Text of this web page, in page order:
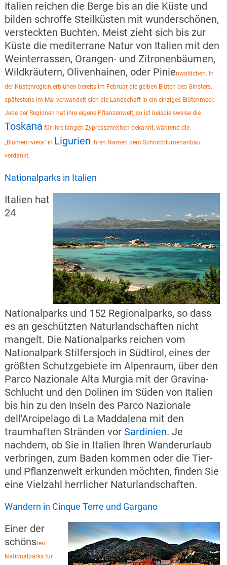
Italien reichen die Berge bis an die Küste und
bilden schroffe Steilküsten mit wunderschönen,
versteckten Buchten. Meist zieht sich bis zur
Küste die mediterrane Natur von Italien mit den
Weinterrassen, Orangen- und Zitronenbäumen,
Wildkräutern, Olivenhainen, oder Pinienwäldchen. In
der Küstenregion erblühen bereits im Februar die gelben Blüten des Ginsters,
spätestens im Mai verwandelt sich die Landschaft in ein einziges Blütenmeer.
Jede der Regionen hat ihre eigene Pflanzenwelt, so ist beispielsweise die
Toskana für ihre langen Zypressenreihen bekannt, während die
„Blumenriviera“ in Ligurien ihren Namen dem Schnittblumenanbau
verdankt.
Nationalparks in Italien
Italien hat
24
Nationalparks und 152 Regionalparks, so dass
es an geschützten Naturlandschaften nicht
mangelt. Die Nationalparks reichen vom
Nationalpark Stilfersjoch in Südtirol, eines der
größten Schutzgebiete im Alpenraum, über den
Parco Nazionale Alta Murgia mit der Gravina-
Schlucht und den Dolinen im Süden von Italien
bis hin zu den Inseln des Parco Nazionale
dell'Arcipelago di La Maddalena mit den
traumhaften Stränden vor Sardinien. Je
nachdem, ob Sie in Italien Ihren Wanderurlaub
verbringen, zum Baden kommen oder die Tier-
und Pflanzenwelt erkunden möchten, finden Sie
eine Vielzahl herrlicher Naturlandschaften.
Wandern in Cinque Terre und Gargano
Einer der
schönsten
Nationalparks für